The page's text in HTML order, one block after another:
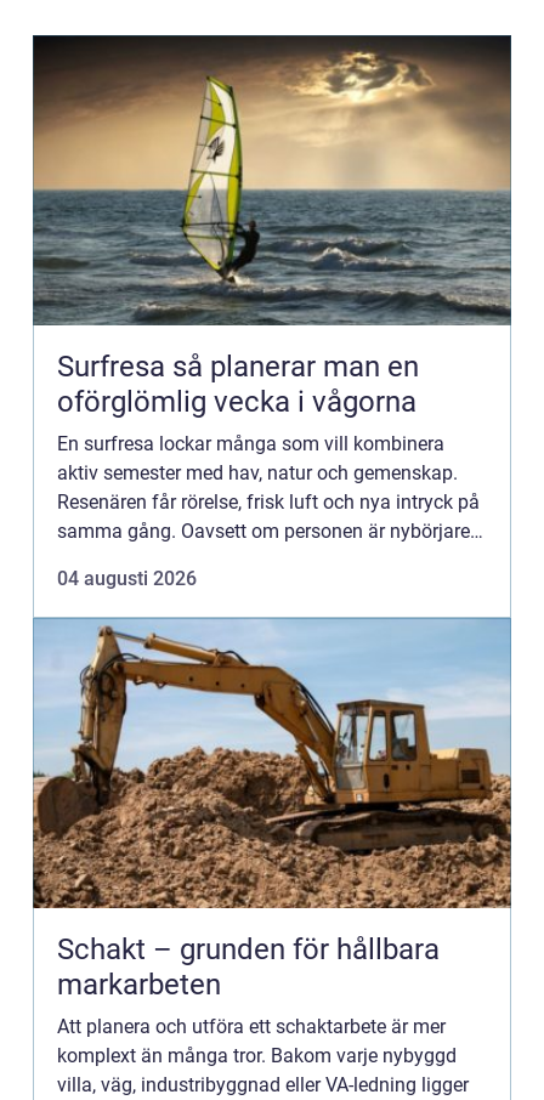
Surfresa så planerar man en
oförglömlig vecka i vågorna
En surfresa lockar många som vill kombinera
aktiv semester med hav, natur och gemenskap.
Resenären får rörelse, frisk luft och nya intryck på
samma gång. Oavsett om personen är nybörjare
om mer än bar...
04 augusti 2026
Schakt – grunden för hållbara
markarbeten
Att planera och utföra ett schaktarbete är mer
komplext än många tror. Bakom varje nybyggd
villa, väg, industribyggnad eller VA-ledning ligger